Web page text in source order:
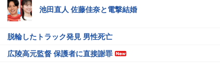
池田直人 佐藤佳奈と電撃結婚
脱輪したトラック発見 男性死亡
広陵高元監督 保護者に直接謝罪